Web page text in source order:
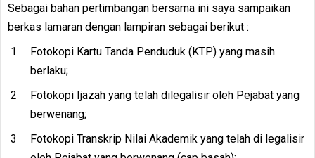
Sebagai bahan pertimbangan bersama ini saya sampaikan
berkas lamaran dengan lampiran sebagai berikut :
Fotokopi Kartu Tanda Penduduk (KTP) yang masih
berlaku;
Fotokopi Ijazah yang telah dilegalisir oleh Pejabat yang
berwenang;
Fotokopi Transkrip Nilai Akademik yang telah di legalisir